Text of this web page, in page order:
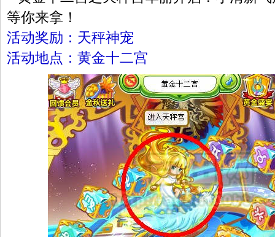
等你来拿！
活动奖励：天秤神宠
活动地点：黄金十二宫